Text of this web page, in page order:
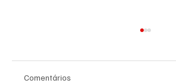
Comentários